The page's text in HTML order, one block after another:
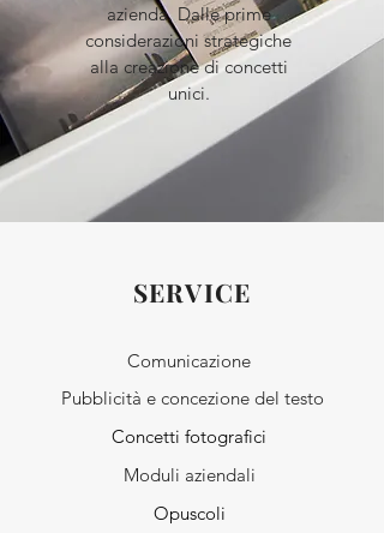
azienda. Dalle prime
considerazioni strategiche
alla creazione di concetti
unici.
SERVICE
Comunicazione
Pubblicità e concezione del testo
Concetti fotografici
Moduli aziendali
Opuscoli